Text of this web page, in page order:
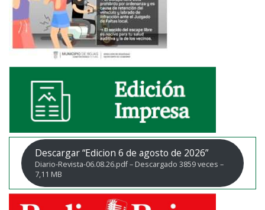
Descargar “Edicion 6 de agosto de 2026”
Diario-Revista-06.08.26.pdf – Descargado 3859 veces –
7,11 MB